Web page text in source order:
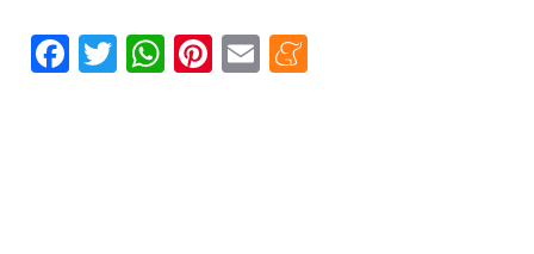
Facebook
TwitterWhatsApp
Pinterest
Email